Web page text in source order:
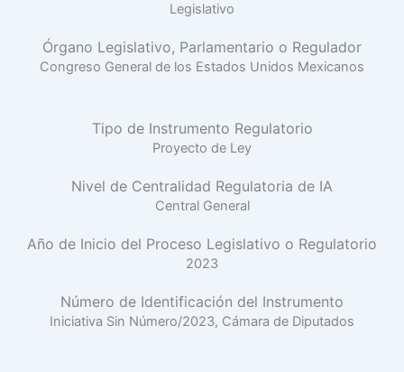
Legislativo
Órgano Legislativo, Parlamentario o Regulador
Congreso General de los Estados Unidos Mexicanos
Tipo de Instrumento Regulatorio
Proyecto de Ley
Nivel de Centralidad Regulatoria de IA
Central General
Año de Inicio del Proceso Legislativo o Regulatorio
2023
Número de Identificación del Instrumento
Iniciativa Sin Número/2023, Cámara de Diputados